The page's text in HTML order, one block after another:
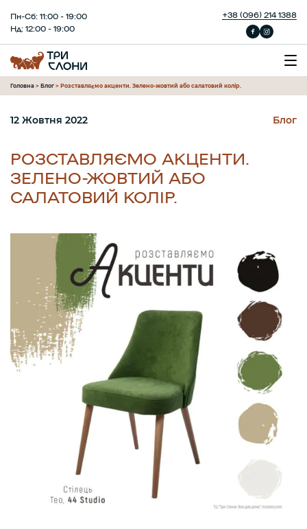
Пн-Сб: 11:00 - 19:00
Нд: 12:00 - 19:00
+38 (096) 214 1388
Головна > Блог > Розставляємо акценти. Зелено-жовтий або салатовий колір.
РОЗСТАВЛЯЄМО АКЦЕНТИ.
ЗЕЛЕНО-ЖОВТИЙ АБО
САЛАТОВИЙ КОЛІР.
12 Жовтня 2022 Блог